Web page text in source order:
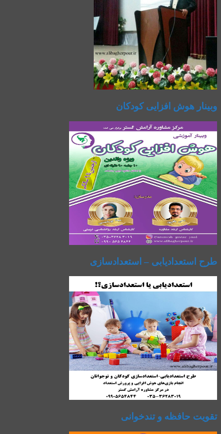
وبینار هوش افزایی کودکان
طرح استعدادیابی – استعدادسازی
تقویت حافظه و تندخوانی